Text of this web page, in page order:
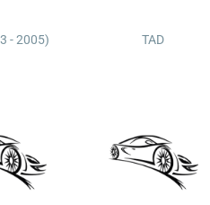
- 2005) TAD